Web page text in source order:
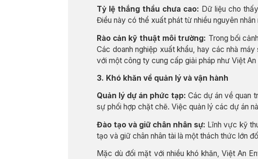
Tỷ lệ thắng thầu chưa cao: Dữ liệu cho
Điều này có thể xuất phát từ nhiều nguyên
Rào cản kỹ thuật môi trường: Trong bối
Các doanh nghiệp xuất khẩu, hay các nhà
với một công ty cung cấp giải pháp như Việt An
3. Khó khăn về quản lý và vận hành
Quản lý dự án phức tạp: Các dự án về quan
sự phối hợp chặt chẽ. Việc quản lý các dự án
Đào tạo và giữ chân nhân sự: Lĩnh vực kỹ
tạo và giữ chân nhân tài là một thách thức lớn
Mặc dù đối mặt với nhiều khó khăn, Việt An